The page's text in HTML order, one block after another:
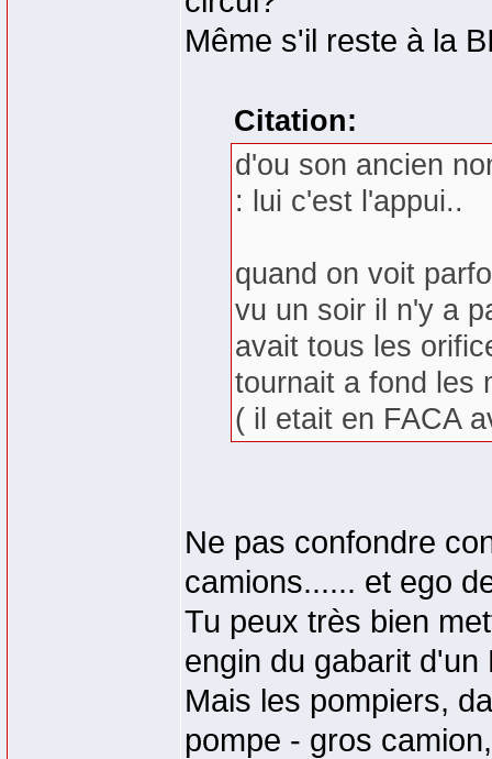
Même s'il reste à la
Citation:
d'ou son ancien
: lui c'est l'appui..
quand on voit
vu un soir il n'y a
avait tous les
tournait a fond les
( il etait en FACA
Ne pas confondre
camions...... et ego
Tu peux très bien
engin du gabarit d'un
Mais les pompiers,
pompe - gros